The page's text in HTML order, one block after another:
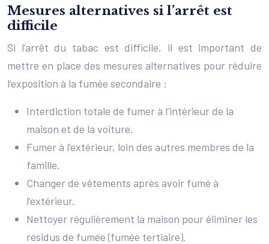
Mesures alternatives si l’arrêt est
difficile
Si l’arrêt du tabac est difficile, il est important de
mettre en place des mesures alternatives pour réduire
l’exposition à la fumée secondaire :
Interdiction totale de fumer à l’intérieur de la
maison et de la voiture.
Fumer à l’extérieur, loin des autres membres de la
famille.
Changer de vêtements après avoir fumé à
l’extérieur.
Nettoyer régulièrement la maison pour éliminer les
résidus de fumée (fumée tertiaire).